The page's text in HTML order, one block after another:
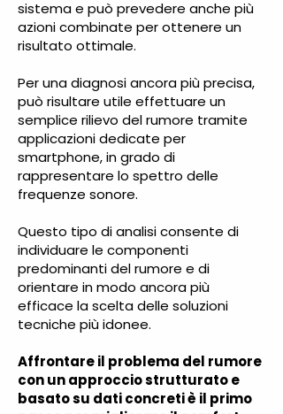
sistema e può prevedere anche più
azioni combinate per ottenere un
risultato ottimale.
Per una diagnosi ancora più precisa,
può risultare utile effettuare un
semplice rilievo del rumore tramite
applicazioni dedicate per
smartphone, in grado di
rappresentare lo spettro delle
frequenze sonore.
Questo tipo di analisi consente di
individuare le componenti
predominanti del rumore e di
orientare in modo ancora più
efficace la scelta delle soluzioni
tecniche più idonee.
Affrontare il problema del rumore
con un approccio strutturato e
basato su dati concreti è il primo